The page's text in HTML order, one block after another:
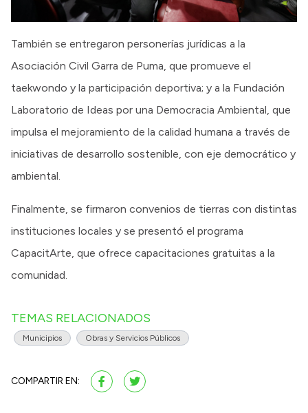
También se entregaron personerías jurídicas a la
Asociación Civil Garra de Puma, que promueve el
taekwondo y la participación deportiva; y a la Fundación
Laboratorio de Ideas por una Democracia Ambiental, que
impulsa el mejoramiento de la calidad humana a través de
iniciativas de desarrollo sostenible, con eje democrático y
ambiental.
Finalmente, se firmaron convenios de tierras con distintas
instituciones locales y se presentó el programa
CapacitArte, que ofrece capacitaciones gratuitas a la
comunidad.
TEMAS RELACIONADOS
Municipios Obras y Servicios Públicos
COMPARTIR EN: